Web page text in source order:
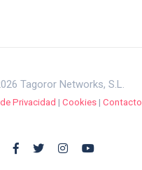
Tagoror Networks, S.L.
Privacidad | Cookies| Contacto